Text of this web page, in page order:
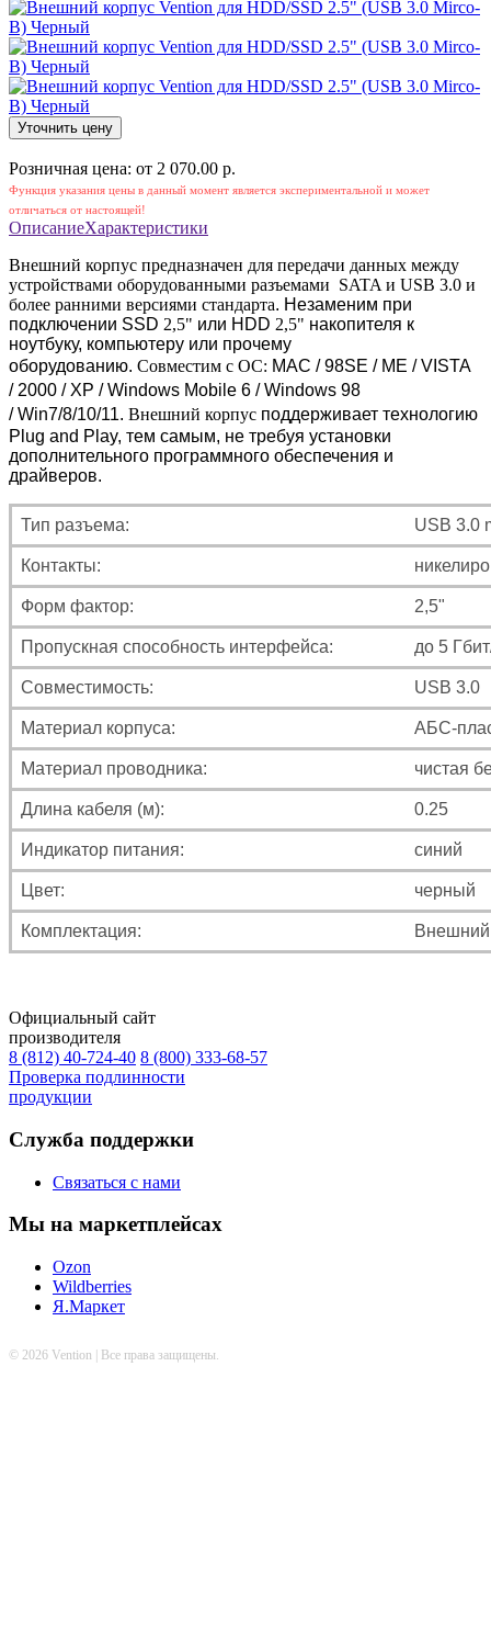
Уточнить цену
Розничная цена: от 2 070.00 р.
Функция указания цены в данный момент является экспериментальной и может
отличаться от настоящей!
ОписаниеХарактеристики
Внешний корпус предназначен для передачи данных между
устройствами оборудованными разъемами SATA и USB 3.0 и
более ранними версиями стандарта. Незаменим при
подключении SSD 2,5" или HDD 2,5" накопителя к
ноутбуку, компьютеру или прочему
оборудованию. Совместим с ОС: MAC / 98SE / ME / VISTA
/ 2000 / XP / Windows Mobile 6 /Windows 98
/Win7/8/10/11. Внешний корпус поддерживает технологию
Plug and Play, тем самым, не требуя установки
дополнительного программного обеспечения и
драйверов.
Тип разъема: USB 3.0
Контакты:
Форм фактор: 2,5"
Пропускная способность интерфейса: до 5
Совместимость: USB 3.0
Материал корпуса: АБС-
Материал проводника: чистая
Длина кабеля (м): 0.25
Индикатор питания: синий
Цвет: черный
Комплектация: Внешний
Официальный сайт
производителя
8 (812) 40-724-40 8 (800) 333-68-57
Проверка подлинности
продукции
Служба поддержки
Связаться с нами
Мы на маркетплейсах
Ozon
Wildberries
Я.Маркет
© 2026 Vention | Все права защищены.